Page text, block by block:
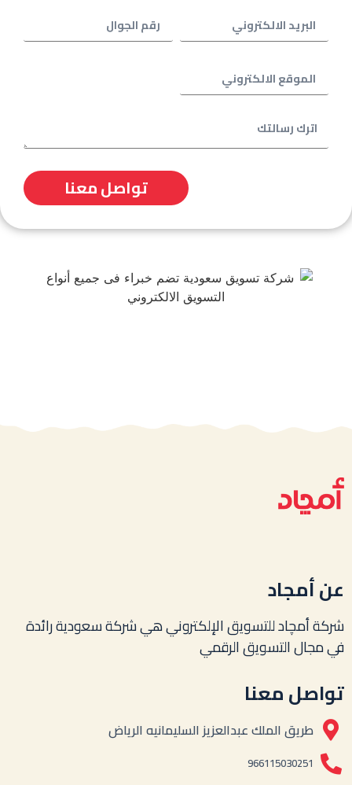
تواصل معنا
عن أمجاد
شركة أمچاد للتسويق الإلكتروني هي شركة سعودية رائدة
في مجال التسويق الرقمي
تواصل معنا
طريق الملك عبدالعزيز السليمانيه الرياض
966115030251